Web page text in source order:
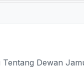
Dewan